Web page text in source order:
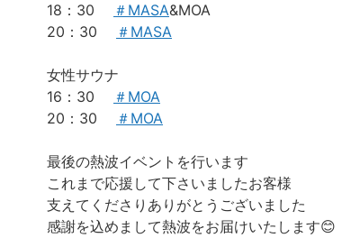
18：30
＃MASA&MOA
20：30
＃MASA
女性サウナ
16：30
＃MOA
20：30
＃MOA
最後の熱波イベントを行います
これまで応援して下さいましたお客様
支えてくださりありがとうございました
感謝を込めまして熱波をお届けいたします😊